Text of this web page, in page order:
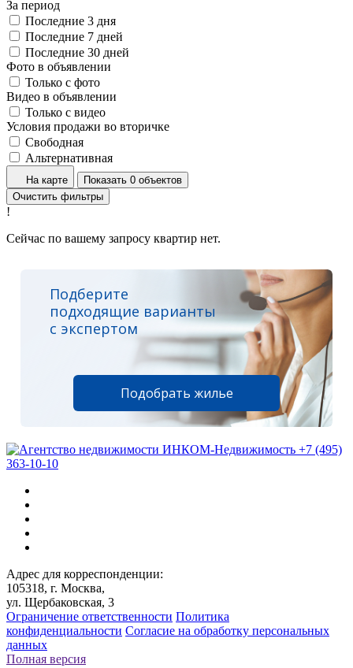
За период
Последние 3 дня
Последние 7 дней
Последние 30 дней
Фото в объявлении
Только с фото
Видео в объявлении
Только с видео
Условия продажи во вторичке
Свободная
Альтернативная
На карте
Показать 0 объектов
Очистить фильтры
!
Сейчас по вашему запросу квартир нет.
Подберите
подходящие варианты
с экспертом
Подобрать жилье
+7 (495)
363-10-10
Адрес для корреспонденции:
105318, г. Москва,
ул. Щербаковская, 3
Ограничение ответственности Политика
конфиденциальности Согласие на обработку персональных
данных
Полная версия